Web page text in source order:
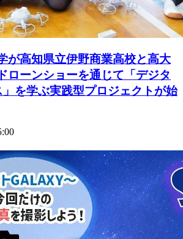
が高知県立伊野商業高校と高大
ローンショーを通じて「デジタ
を学ぶ実践型プロジェクトが始